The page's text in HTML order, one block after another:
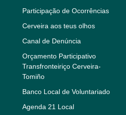
Participação de Ocorrências
Cerveira aos teus olhos
Canal de Denúncia
Orçamento Participativo
Transfronteiriço Cerveira-
Tomiño
Banco Local de Voluntariado
Agenda 21 Local